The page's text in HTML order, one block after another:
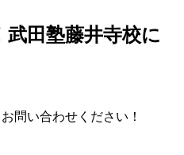
田塾藤井寺校に
問い合わせください！